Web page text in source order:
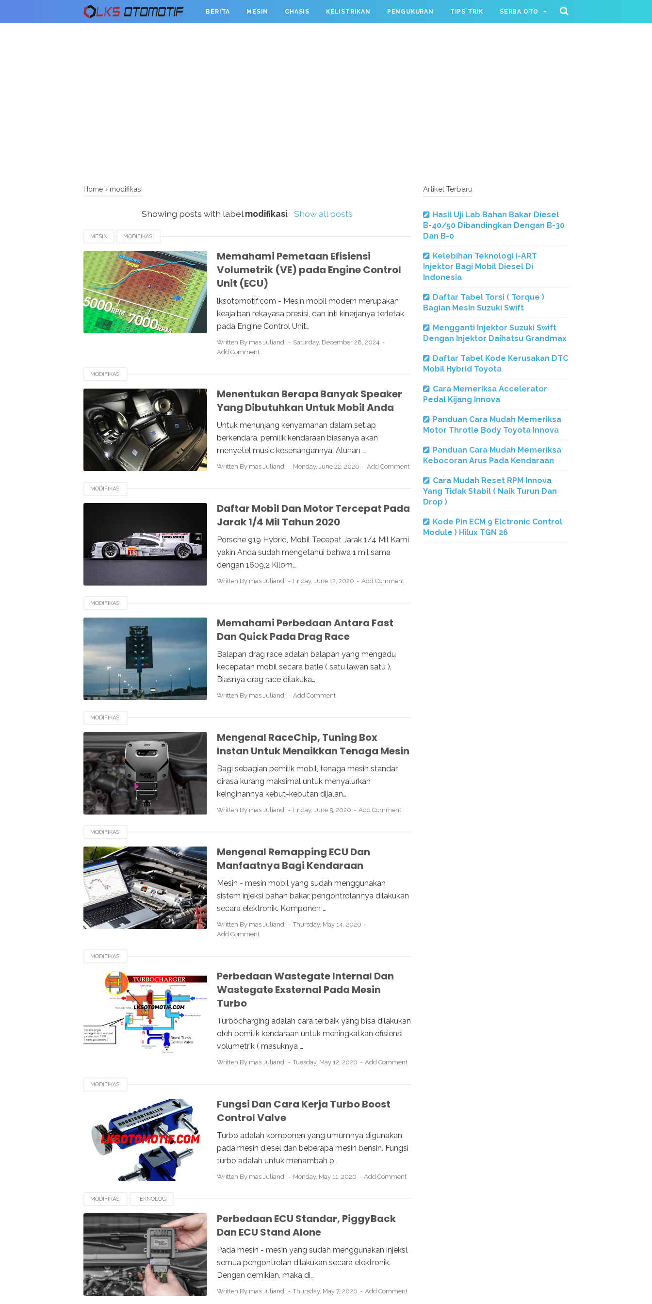
BERITA MESIN CHASIS KELISTRIKAN PENGUKURAN TIPS TRIK SERBA OTO
Home › modifikasi
Showing posts with labelmodifikasi. Show all posts
MESIN MODIFIKASI
Memahami Pemetaan Efisiensi
Volumetrik (VE) pada Engine Control
Unit (ECU)
lksotomotif.com - Mesin mobil modern merupakan
keajaiban rekayasa presisi, dan inti kinerjanya terletak
pada Engine Control Unit…
Written By mas Juliandi
Saturday, December 28, 2024
Add Comment
MODIFIKASI
Menentukan Berapa Banyak Speaker
Yang Dibutuhkan Untuk Mobil Anda
Untuk menunjang kenyamanan dalam setiap
berkendara, pemilik kendaraan biasanya akan
menyetel music kesenangannya. Alunan …
Written By mas Juliandi Monday, June 22, 2020 Add Comment
MODIFIKASI
Daftar Mobil Dan Motor Tercepat Pada
Jarak 1/4 Mil Tahun 2020
Porsche 919 Hybrid, Mobil Tecepat Jarak 1/4 Mil Kami
yakin Anda sudah mengetahui bahwa 1 mil sama
dengan 1609,2 Kilom…
Written By mas Juliandi Friday, June 12, 2020 Add Comment
MODIFIKASI
Memahami Perbedaan Antara Fast
Dan Quick Pada Drag Race
Balapan drag race adalah balapan yang mengadu
kecepatan mobil secara batle ( satu lawan satu ).
Biasnya drag race dilakuka…
Written By mas Juliandi Add Comment
MODIFIKASI
Mengenal RaceChip, Tuning Box
Instan Untuk Menaikkan Tenaga Mesin
Bagi sebagian pemilik mobil, tenaga mesin standar
dirasa kurang maksimal untuk menyalurkan
keinginannya kebut-kebutan dijalan…
Written By mas Juliandi Friday, June 5, 2020 Add Comment
MODIFIKASI
Mengenal Remapping ECU Dan
Manfaatnya Bagi Kendaraan
Mesin - mesin mobil yang sudah menggunakan
sistem injeksi bahan bakar, pengontrolannya dilakukan
secara elektronik. Komponen …
Written By mas Juliandi
Thursday, May 14, 2020
Add Comment
MODIFIKASI
Perbedaan Wastegate Internal Dan
Wastegate Exsternal Pada Mesin
Turbo
Turbocharging adalah cara terbaik yang bisa dilakukan
oleh pemilik kendaraan untuk meningkatkan efisiensi
volumetrik ( masuknya …
Written By mas Juliandi Tuesday, May 12, 2020 Add Comment
MODIFIKASI
Fungsi Dan Cara Kerja Turbo Boost
Control Valve
Turbo adalah komponen yang umumnya digunakan
pada mesin diesel dan beberapa mesin bensin. Fungsi
turbo adalah untuk menambah p…
Written By mas Juliandi Monday, May 11, 2020 Add Comment
MODIFIKASI TEKNOLOGI
Perbedaan ECU Standar, PiggyBack
Dan ECU Stand Alone
Pada mesin - mesin yang sudah menggunakan injeksi,
semua pengontrolan dilakukan secara elektronik.
Dengan demikian, maka di…
Written By mas Juliandi Thursday, May 7, 2020 Add Comment
Artikel Terbaru
Hasil Uji Lab Bahan Bakar Diesel
B-40/50 Dibandingkan Dengan B-30
Dan B-0
Kelebihan Teknologi i-ART
Injektor Bagi Mobil Diesel Di
Indonesia
Daftar Tabel Torsi ( Torque )
Bagian Mesin Suzuki Swift
Mengganti Injektor Suzuki Swift
Dengan Injektor Daihatsu Grandmax
Daftar Tabel Kode Kerusakan DTC
Mobil Hybrid Toyota
Cara Memeriksa Accelerator
Pedal Kijang Innova
Panduan Cara Mudah Memeriksa
Motor Throtle Body Toyota Innova
Panduan Cara Mudah Memeriksa
Kebocoran Arus Pada Kendaraan
Cara Mudah Reset RPM Innova
Yang Tidak Stabil ( Naik Turun Dan
Drop )
Kode Pin ECM 9 Elctronic Control
Module ) Hilux TGN 26